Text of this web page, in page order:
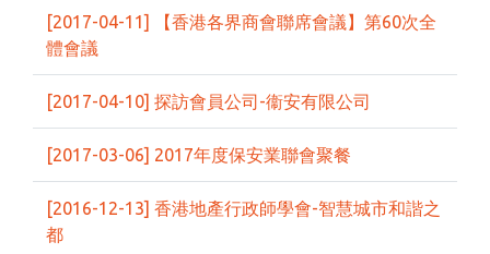
[2017-04-11] 【香港各界商會聯席會議】第60次全
體會議
[2017-04-10] 探訪會員公司-衞安有限公司
[2017-03-06] 2017年度保安業聯會聚餐
[2016-12-13] 香港地產行政師學會-智慧城市和諧之
都